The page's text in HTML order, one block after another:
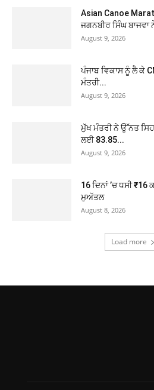
Asian Canoe
ਜਗਨਬੀਰ ਸਿੰਘ ਬਾਜਵਾ
August 9, 2026
ਪੰਜਾਬ ਵਿਕਾਸ ਨੂੰ ਲੈ ਕੇ
ਮੰਤਰੀ...
August 9, 2026
ਮੁੱਖ ਮੰਤਰੀ ਨੇ ਉੱਨਤ
ਲਈ 83.85...
August 9, 2026
16 ਦਿਨਾਂ ’ਚ ਧਸੀ
ਮੁਅੱਤਲ
August 8, 2026
Load more